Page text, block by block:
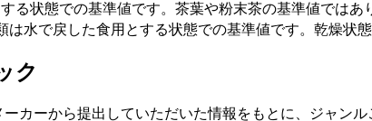
る状態での基準値です。茶葉や粉末茶の基準値ではあ
水で戻した食用とする状態での基準値です。乾燥状
ク
カーから提出していただいた情報をもとに、ジャンル